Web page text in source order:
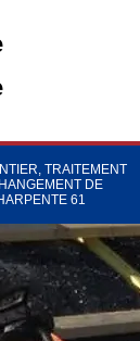
TRAITEMENT
DE
61